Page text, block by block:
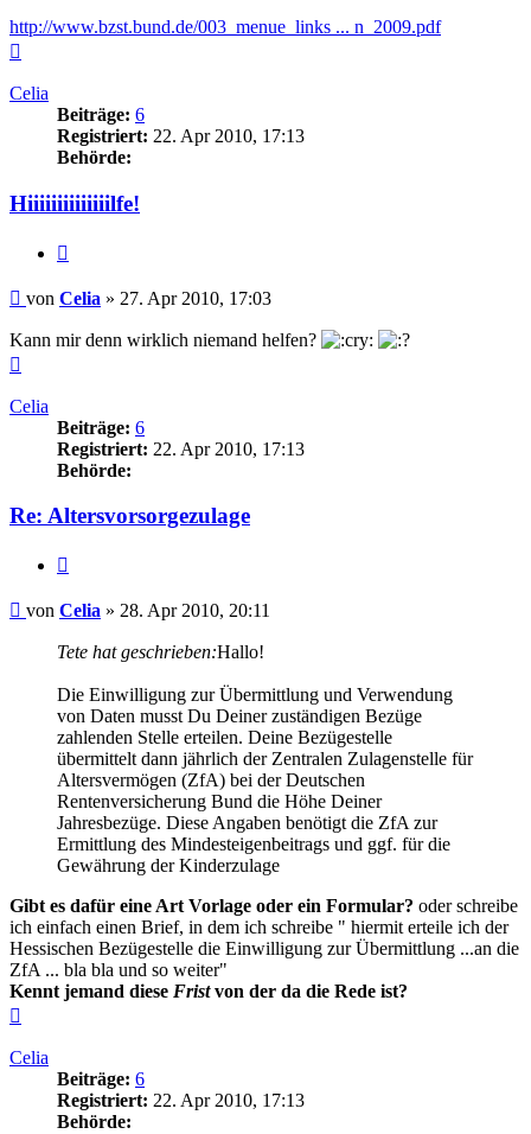
http://www.bzst.bund.de/003_menue_links ... n_2009.pdf
Celia
Beiträge: 6
Registriert: 22. Apr 2010, 17:13
Behörde:
Hiiiiiiiiiiiiiilfe!
Beitrag
von Celia » 27. Apr 2010, 17:03
Kann mir denn wirklich niemand helfen?
Celia
Beiträge: 6
Registriert: 22. Apr 2010, 17:13
Behörde:
Re: Altersvorsorgezulage
Beitrag
von Celia » 28. Apr 2010, 20:11
Tete hat geschrieben:Hallo!
Die Einwilligung zur Übermittlung und Verwendung
von Daten musst Du Deiner zuständigen Bezüge
zahlenden Stelle erteilen. Deine Bezügestelle
übermittelt dann jährlich der Zentralen Zulagenstelle für
Altersvermögen (ZfA) bei der Deutschen
Rentenversicherung Bund die Höhe Deiner
Jahresbezüge. Diese Angaben benötigt die ZfA zur
Ermittlung des Mindesteigenbeitrags und ggf. für die
Gewährung der Kinderzulage
Gibt es dafür eine Art Vorlage oder ein Formular? oder schreibe
ich einfach einen Brief, in dem ich schreibe " hiermit erteile ich der
Hessischen Bezügestelle die Einwilligung zur Übermittlung ...an die
ZfA ... bla bla und so weiter"
Kennt jemand diese Fristvon der da die Rede ist?
Celia
Beiträge: 6
Registriert: 22. Apr 2010, 17:13
Behörde: